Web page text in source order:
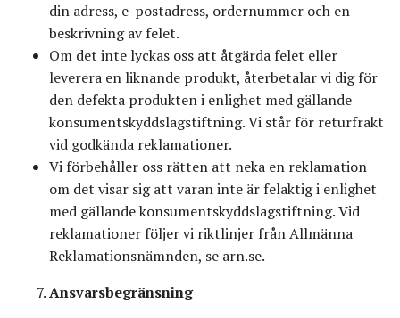
din adress, e-postadress, ordernummer och en
beskrivning av felet.
Om det inte lyckas oss att åtgärda felet eller
leverera en liknande produkt, återbetalar vi dig för
den defekta produkten i enlighet med gällande
konsumentskyddslagstiftning. Vi står för returfrakt
vid godkända reklamationer.
Vi förbehåller oss rätten att neka en reklamation
om det visar sig att varan inte är felaktig i enlighet
med gällande konsumentskyddslagstiftning. Vid
reklamationer följer vi riktlinjer från Allmänna
Reklamationsnämnden, se arn.se.
Ansvarsbegränsning